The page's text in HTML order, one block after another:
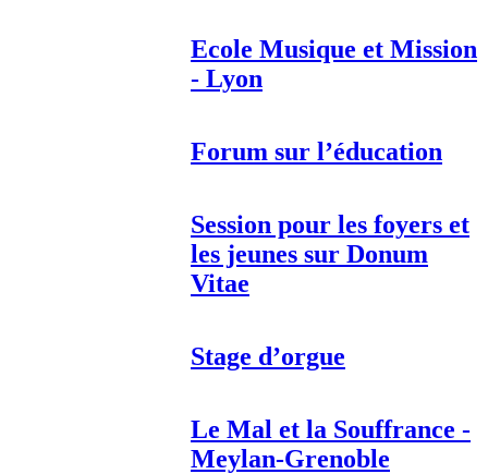
Ecole Musique et Mission
- Lyon
Forum sur l’éducation
Session pour les foyers et
les jeunes sur Donum
Vitae
Stage d’orgue
Le Mal et la Souffrance -
Meylan-Grenoble